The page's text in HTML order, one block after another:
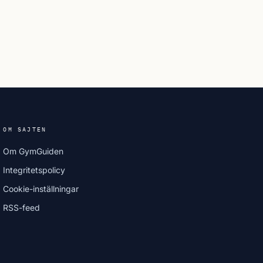
OM SAJTEN
Om GymGuiden
Integritetspolicy
Cookie-inställningar
RSS-feed